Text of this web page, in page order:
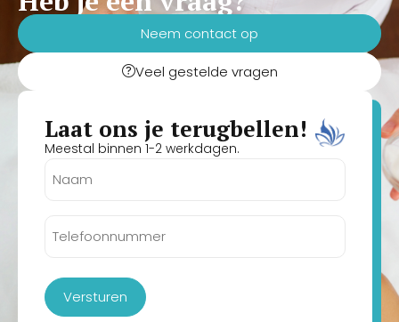
Neem contact op
Veel gestelde vragen
Laat ons je terugbellen!
Meestal binnen 1-2 werkdagen.
Versturen